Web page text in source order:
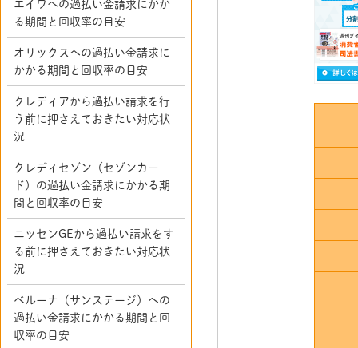
エイワへの過払い金請求にかか
る期間と回収率の目安
オリックスへの過払い金請求に
かかる期間と回収率の目安
クレディアから過払い請求を行
う前に押さえておきたい対応状
況
クレディセゾン（セゾンカー
ド）の過払い金請求にかかる期
間と回収率の目安
ニッセンGEから過払い請求をす
る前に押さえておきたい対応状
況
ベルーナ（サンステージ）への
過払い金請求にかかる期間と回
収率の目安